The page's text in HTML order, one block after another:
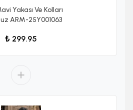
Yakası Ve Kolları
ARM-25Y001063
₺ 299.95